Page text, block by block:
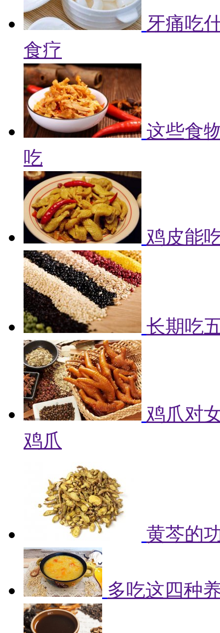
牙痛吃
食疗
这些食
吃
鸡皮能
长期吃
鸡爪对
鸡爪
黄芩的
多吃这四种